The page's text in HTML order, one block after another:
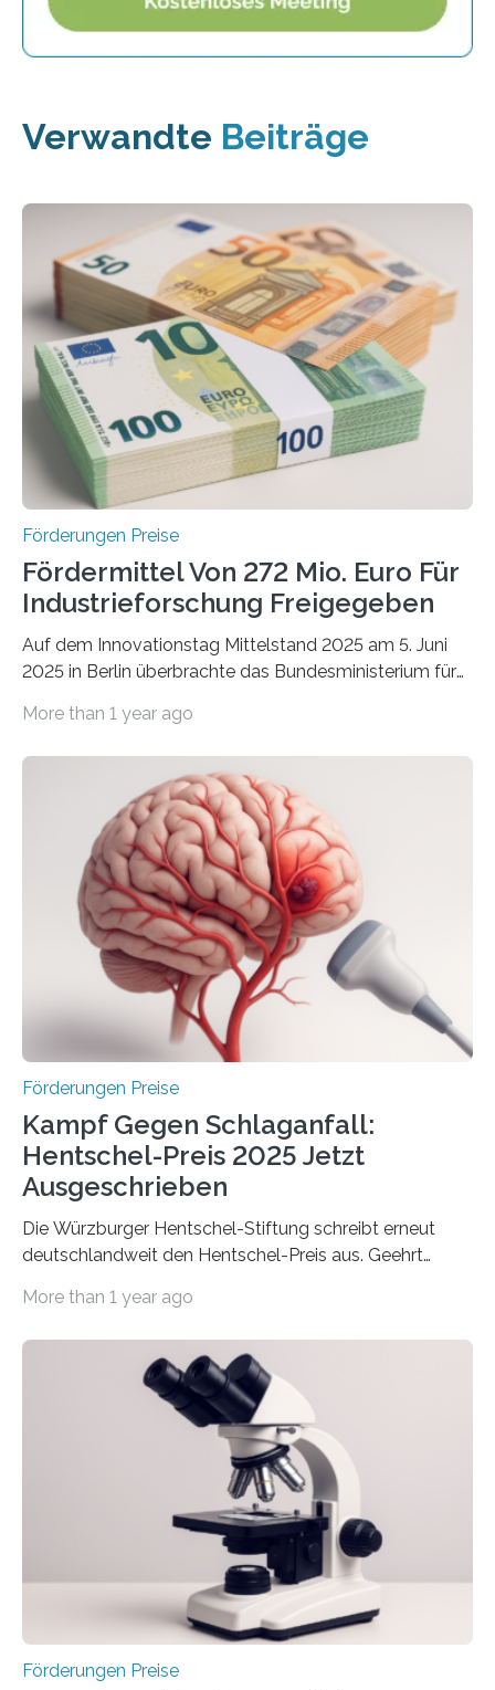
Verwandte Beiträge
Förderungen Preise
Fördermittel Von 272 Mio. Euro Für
Industrieforschung Freigegeben
Auf dem Innovationstag Mittelstand 2025 am 5. Juni
2025 in Berlin überbrachte das Bundesministerium für
Überplanmäßige Verpflichtungsermächtigungen in
Woche vom Haushaltsausschuss freigegeben – unter
anderem zur Unterstützung der
Industrieforschungsprogramme Industrielle
Gemeinschaftsforschung (IGF), Zentrales
Innovationsprogramm Mittelstand (ZIM) und
Innovationskompetenz INNO-KOM. Auf dem
Innovationstag Mittelstand 2025 am 5. Juni 2025 in
Berlin überbrachte das Bundesministerium für
Wirtschaft und Energie eine gute Nachricht:
Überplanmäßige Verpflichtungsermächtigungen in
More than 1 year ago
Förderungen Preise
Kampf Gegen Schlaganfall:
Hentschel-Preis 2025 Jetzt
Ausgeschrieben
Die Würzburger Hentschel-Stiftung schreibt erneut
deutschlandweit den Hentschel-Preis aus. Geehrt
hochrangige wissenschaftliche Publikation zum Thema
Schlaganfall“ mit Sitz in Würzburg fördert die
Schlaganfallforschung, um die Behandlung der
Betroffenen zu verbessern. Dazu schreibt sie auch in
diesem Jahr wieder deutschlandweit den Hentschel-
Preis aus. Er richtet sich gezielt an jüngere
Forscherinnen und Forscher unter 40 Jahren. Geehrt
werden soll eine herausragende Doktorarbeit oder eine
hochrangige wissenschaftliche Publikation zum Thema
More than 1 year ago
Förderungen Preise